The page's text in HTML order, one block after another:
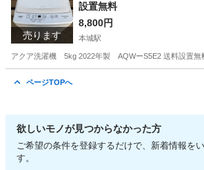
売ります
設置無料
8,800円
本城駅
アクア洗濯機 5kg 2022年製 AQWーS5E2 送料設置無
ページTOPへ
欲しいモノが見つからなかった方
ご希望の条件を登録するだけで、新着情報を
す。